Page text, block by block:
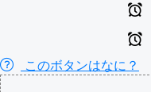
このボタンはなに？